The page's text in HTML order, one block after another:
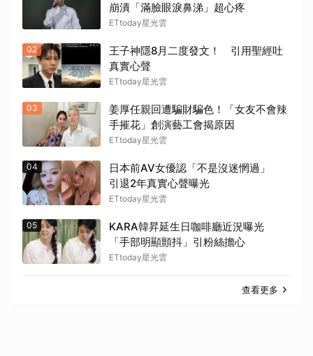
崩潰「滿臉眼淚鼻涕」超心疼
ETtoday星光雲
02
王子神隱8月二度發文！ 引用聖經吐
真實心聲
ETtoday星光雲
03
姜厚任親回遭騙財騙色！「女友不會辣
手摧花」創演藝工會揭原因
ETtoday星光雲
04
日本前AV女優認「不是沒迷惘過」
引退2年真實心聲曝光
ETtoday星光雲
05
KARA韓昇延生日咖啡廳近況曝光
「手部明顯顫抖」引粉絲擔心
ETtoday星光雲
查看更多